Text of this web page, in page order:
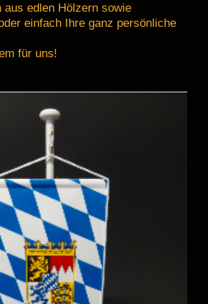
aus edlen Hölzern sowie
einfach Ihre ganz persönliche
für uns!